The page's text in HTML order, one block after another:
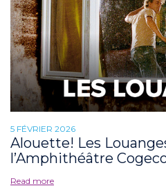
5 FÉVRIER 2026
Alouette! Les
l’Amphithéâtre
Read more